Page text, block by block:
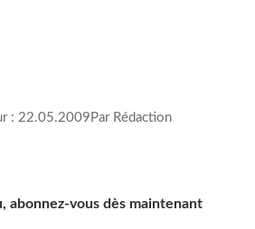
: 22.05.2009 Par Rédaction
abonnez-vous dès maintenant